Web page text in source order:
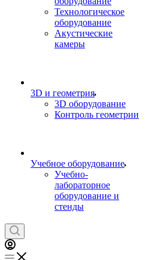
Технологическое
оборудование
Акустические
камеры
3D и геометрия
3D оборудование
Контроль геометрии
Учебное оборудование
Учебно-
лабораторное
оборудование и
стенды